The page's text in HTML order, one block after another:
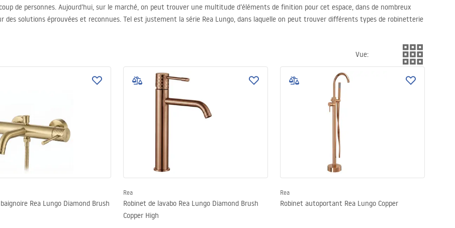
de personnes. Aujourd’hui, sur le marché, on peut trouver une multitude d’éléments de finition pour cet espace, dans de nombreux
solutions éprouvées et reconnues. Tel est justement la série Rea Lungo, dans laquelle on peut trouver différents types de robinetterie
Vue:
Rea Lungo Diamond Brush
Rea
Robinet de lavabo Rea Lungo Diamond Brush
Copper High
Rea
Robinet autoportant Rea Lungo Copper